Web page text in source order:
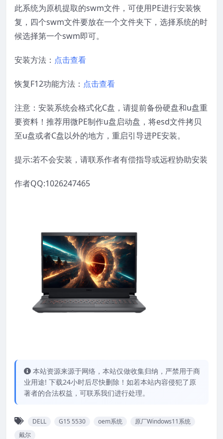
此系统为原机提取的swm文件，可使用PE进行安装恢
复，四个swm文件要放在一个文件夹下，选择系统的时
候选择第一个swm即可。
安装方法： 点击查看
恢复F12功能方法： 点击查看
注意：安装系统会格式化C盘，请提前备份硬盘和u盘重
要资料！推荐用微PE制作u盘启动盘，将esd文件拷贝
至u盘或者C盘以外的地方，重启引导进PE安装。
提示:若不会安装，请联系作者有偿指导或远程协助安装
作者QQ:1026247465
本站资源来源于网络，本站仅做收集归纳，严禁用于商
业用途! 下载24小时后尽快删除！如若本站内容侵犯了原
著者的合法权益，可联系我们进行处理。
DELL G15 5530 oem系统
原厂Windows11系统
戴尔